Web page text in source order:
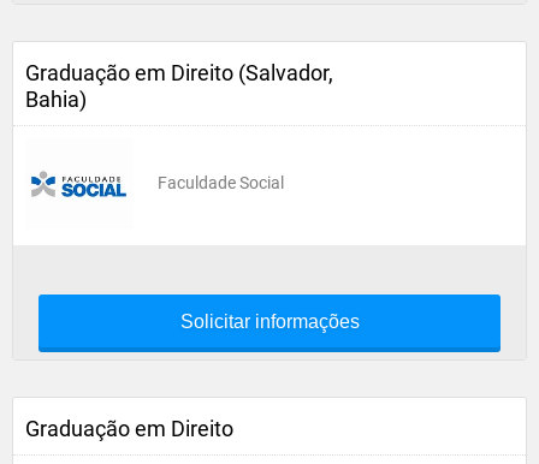
Graduação em Direito (Salvador,
Bahia)
Faculdade Social
Solicitar informações
Graduação em Direito